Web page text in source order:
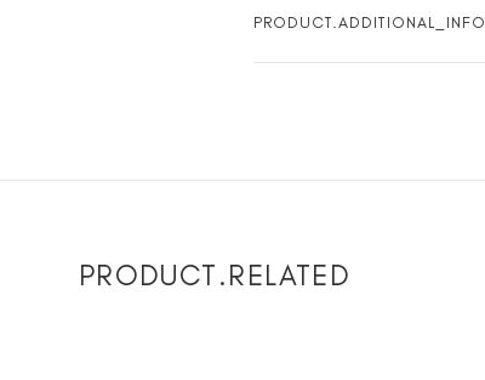
PRODUCT.ADDITIONAL_INFO
PRODUCT.RELATED